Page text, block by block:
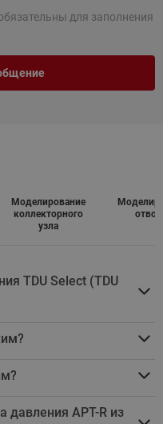
для заполнения
Моделирование
коллекторного
узла
TDU Select (TDU
давления APT-R из